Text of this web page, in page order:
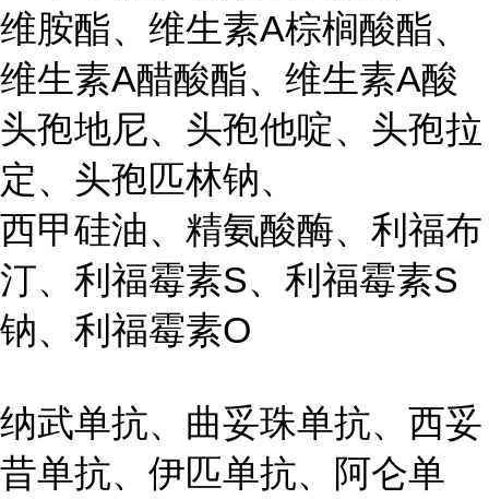
维胺酯、维生素A棕榈酸酯、
维生素A醋酸酯、维生素A酸
头孢地尼、头孢他啶、头孢拉
定、头孢匹林钠、
西甲硅油、精氨酸酶、利福布
汀、利福霉素S、利福霉素S
钠、利福霉素O
纳武单抗、曲妥珠单抗、西妥
昔单抗、伊匹单抗、阿仑单